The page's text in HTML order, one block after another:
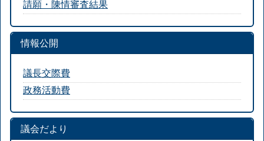
請願・陳情審査結果
情報公開
議長交際費
政務活動費
議会だより